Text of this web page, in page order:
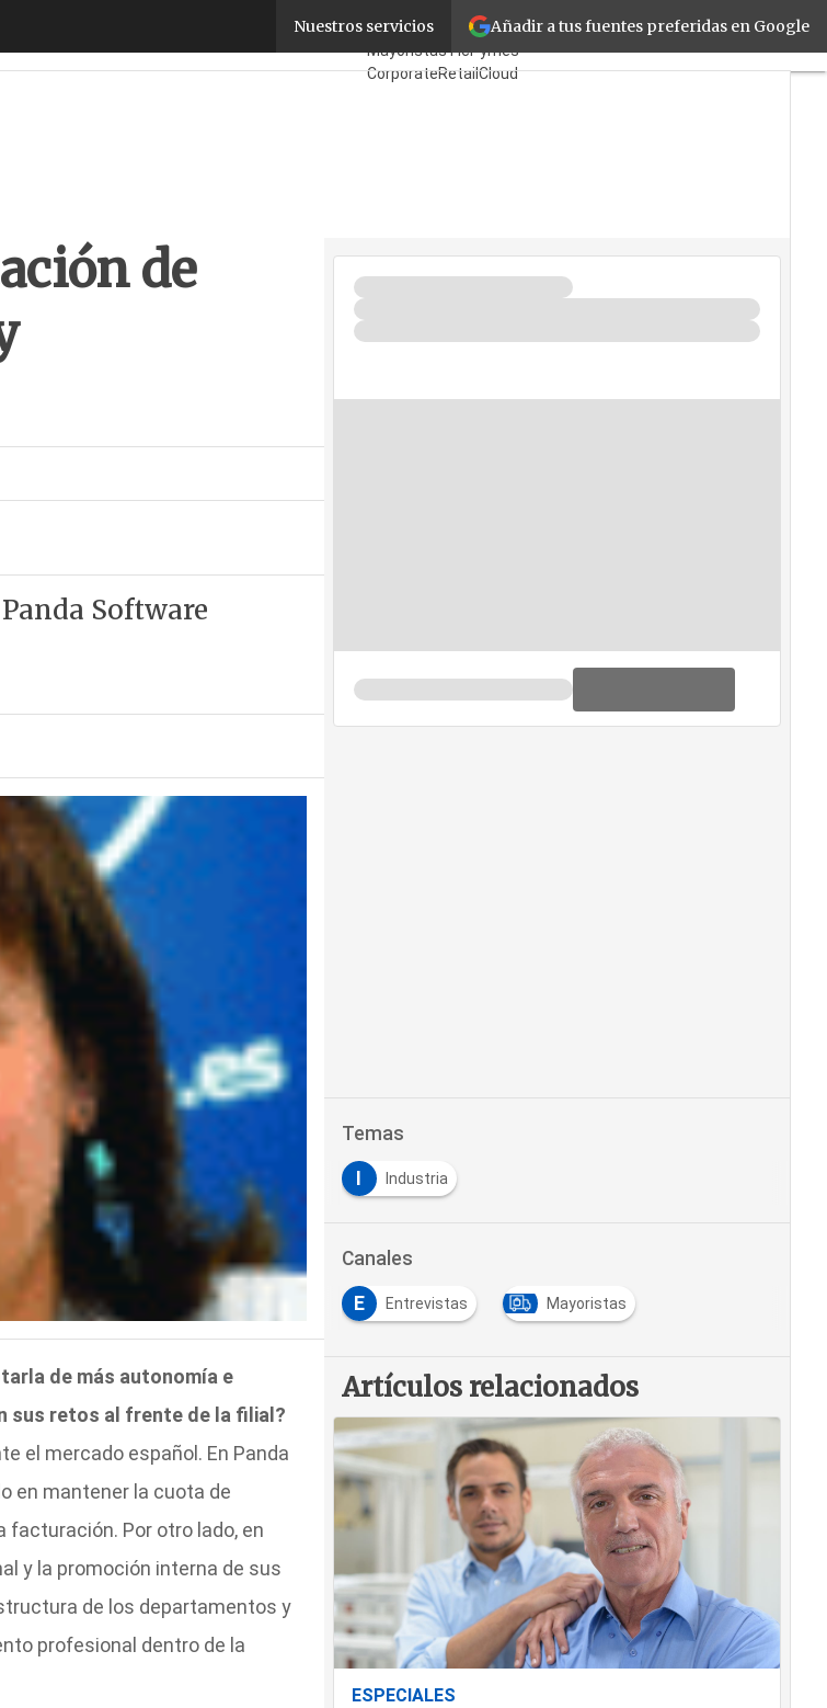
Añadir a tus fuentes preferidas en Google
Nuestros servicios
ofrecerá valor real y fidelización» Fabricantes
MayoristasTicPymes
CorporateRetailCloud
de
Software
de más autonomía e
sus retos al frente de la filial?
el mercado español. En Panda
en mantener la cuota de
facturación. Por otro lado, en
y la promoción interna de sus
de los departamentos y
profesional dentro de la
Temas
Industria
Canales
E Entrevistas Mayoristas
Artículos relacionados
ESPECIALES